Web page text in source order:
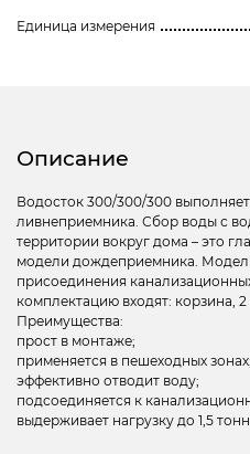
Единица измерения
Описание
Водосток 300/300/300
ливнеприемника. Сбор воды с
территории вокруг дома – это
модели дождеприемника.
присоединения
комплектацию входят: корзина,
Преимущества:
прост в монтаже;
применяется в пешеходных зонах;
эффективно отводит воду;
подсоединяется к
выдерживает нагрузку до 1,5 тонн.